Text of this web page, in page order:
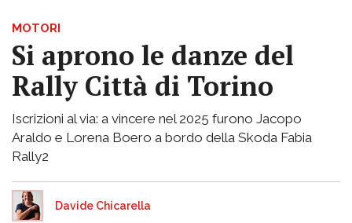
MOTORI
Si aprono le danze del
Rally Città di Torino
Iscrizioni al via: a vincere nel 2025 furono Jacopo
Araldo e Lorena Boero a bordo della Skoda Fabia
Rally2
Davide Chicarella